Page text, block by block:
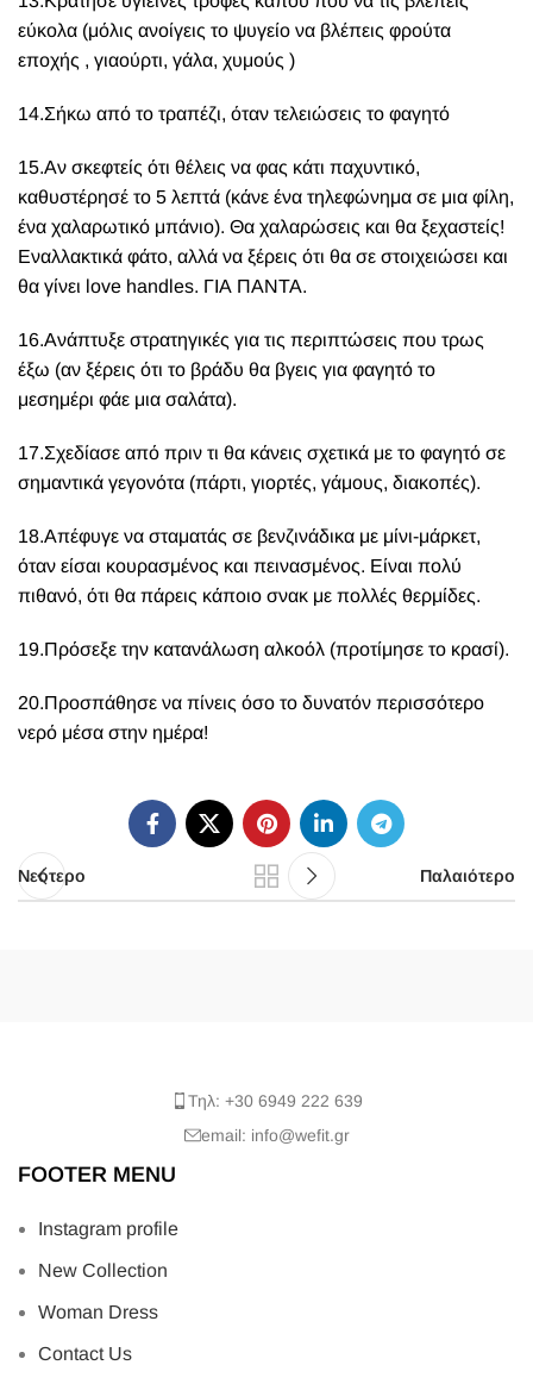
εύκολα (μόλις ανοίγεις το ψυγείο να βλέπεις φρούτα
εποχής , γιαούρτι, γάλα, χυμούς )
14.Σήκω από το τραπέζι, όταν τελειώσεις το φαγητό
15.Αν σκεφτείς ότι θέλεις να φας κάτι παχυντικό,
καθυστέρησέ το 5 λεπτά (κάνε ένα τηλεφώνημα σε μια φίλη,
ένα χαλαρωτικό μπάνιο). Θα χαλαρώσεις και θα ξεχαστείς!
Εναλλακτικά φάτο, αλλά να ξέρεις ότι θα σε στοιχειώσει και
θα γίνει love handles. ΓΙΑ ΠΑΝΤΑ.
16.Ανάπτυξε στρατηγικές για τις περιπτώσεις που τρως
έξω (αν ξέρεις ότι το βράδυ θα βγεις για φαγητό το
μεσημέρι φάε μια σαλάτα).
17.Σχεδίασε από πριν τι θα κάνεις σχετικά με το φαγητό σε
σημαντικά γεγονότα (πάρτι, γιορτές, γάμους, διακοπές).
18.Απέφυγε να σταματάς σε βενζινάδικα με μίνι-μάρκετ,
όταν είσαι κουρασμένος και πεινασμένος. Είναι πολύ
πιθανό, ότι θα πάρεις κάποιο σνακ με πολλές θερμίδες.
19.Πρόσεξε την κατανάλωση αλκοόλ (προτίμησε το κρασί).
20.Προσπάθησε να πίνεις όσο το δυνατόν περισσότερο
νερό μέσα στην ημέρα!
Νεότερο Παλαιότερο
Τηλ: +30 6949 222 639
email: info@wefit.gr
FOOTER MENU
Instagram profile
New Collection
Woman Dress
Contact Us